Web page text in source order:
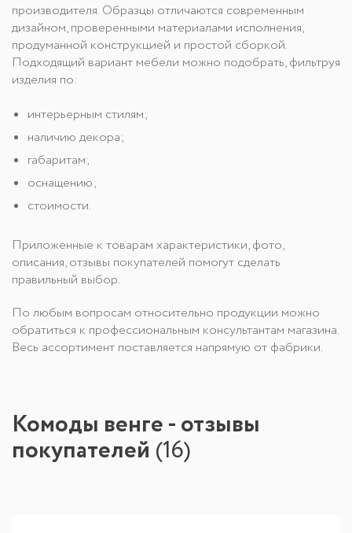
производителя. Образцы отличаются современным
дизайном, проверенными материалами исполнения,
продуманной конструкцией и простой сборкой.
Подходящий вариант мебели можно подобрать, фильтруя
изделия по:
интерьерным стилям;
наличию декора;
габаритам;
оснащению;
стоимости.
Приложенные к товарам характеристики, фото,
описания, отзывы покупателей помогут сделать
правильный выбор.
По любым вопросам относительно продукции можно
обратиться к профессиональным консультантам магазина.
Весь ассортимент поставляется напрямую от фабрики.
Комоды венге - отзывы
покупателей (16)